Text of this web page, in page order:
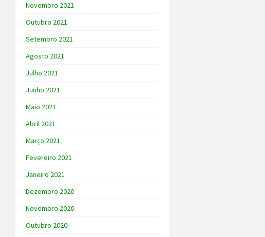
Novembro 2021
Outubro 2021
Setembro 2021
Agosto 2021
Julho 2021
Junho 2021
Maio 2021
Abril 2021
Março 2021
Fevereiro 2021
Janeiro 2021
Dezembro 2020
Novembro 2020
Outubro 2020